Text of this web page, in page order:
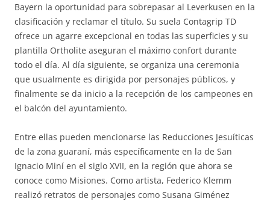
Bayern la oportunidad para sobrepasar al Leverkusen en la
clasificación y reclamar el título. Su suela Contagrip TD
ofrece un agarre excepcional en todas las superficies y su
plantilla Ortholite aseguran el máximo confort durante
todo el día. Al día siguiente, se organiza una ceremonia
que usualmente es dirigida por personajes públicos, y
finalmente se da inicio a la recepción de los campeones en
el balcón del ayuntamiento.
Entre ellas pueden mencionarse las Reducciones Jesuíticas
de la zona guaraní, más específicamente en la de San
Ignacio Miní en el siglo XVII, en la región que ahora se
conoce como Misiones. Como artista, Federico Klemm
realizó retratos de personajes como Susana Giménez